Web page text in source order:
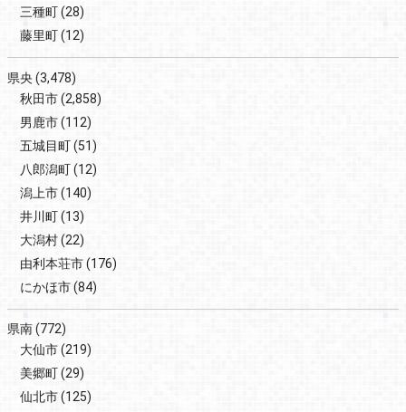
三種町(28)
藤里町(12)
県央 (3,478)
秋田市(2,858)
男鹿市(112)
五城目町(51)
八郎潟町(12)
潟上市(140)
井川町(13)
大潟村(22)
由利本荘市(176)
にかほ市(84)
県南(772)
大仙市(219)
美郷町(29)
仙北市(125)